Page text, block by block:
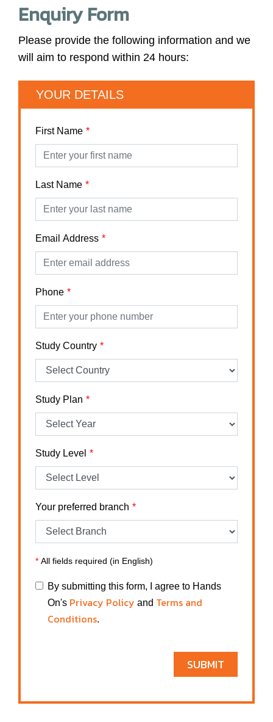
Enquiry Form
Please provide the following information and we
will aim to respond within 24 hours:
YOUR DETAILS
First Name
Last Name
Email Address
Phone
Study Country
Study Plan
Study Level
Your preferred branch
* All fields required (in English)
By submitting this form, I agree to Hands
On's Privacy Policy and Terms and
Conditions.
SUBMIT